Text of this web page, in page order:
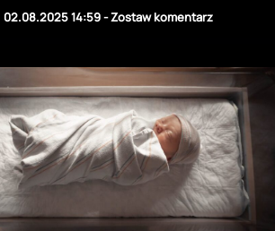
02.08.2025 14:59-Zostaw komentarz